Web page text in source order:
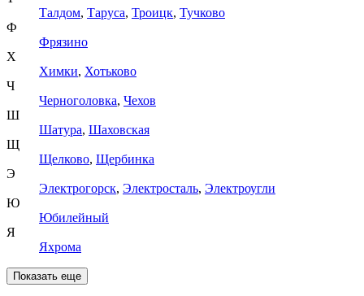
Талдом, Таруса, Троицк, Тучково
Ф
Фрязино
Х
Химки, Хотьково
Ч
Черноголовка, Чехов
Ш
Шатура, Шаховская
Щ
Щелково, Щербинка
Э
Электрогорск, Электросталь, Электроугли
Ю
Юбилейный
Я
Яхрома
Показать еще